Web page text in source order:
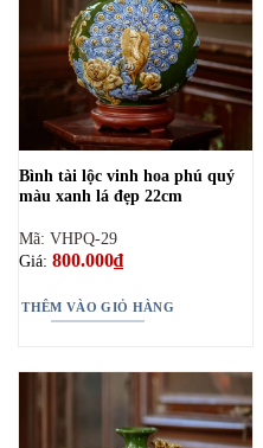
Bình tài lộc vinh hoa phú quý
màu xanh lá đẹp 22cm
Mã: VHPQ-29
Giá: 800.000₫
THÊM VÀO GIỎ HÀNG